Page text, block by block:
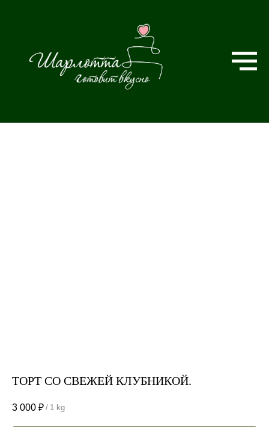
ТОРТ СО СВЕЖЕЙ КЛУБНИКОЙ.
3 000 ₽ / 1 kg